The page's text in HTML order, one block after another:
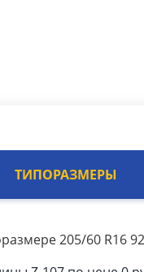
ТИПОРАЗМЕРЫ
205/60 R16